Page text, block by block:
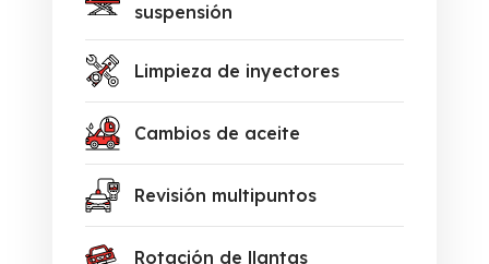
suspensión
Limpieza de inyectores
Cambios de aceite
Revisión multipuntos
Rotación de llantas